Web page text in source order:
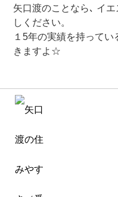
矢口渡のことなら､ イ
しください。
１5年の実績を持って
きます︎よ☆